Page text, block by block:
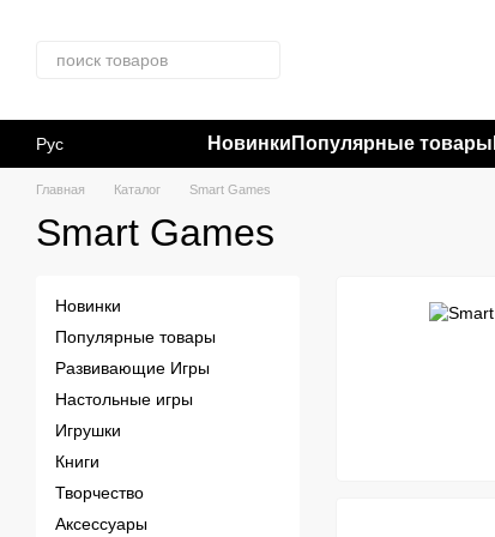
Рус Новинки Популярные товары
Главная Каталог Smart Games
Smart Games
Новинки
Популярные товары
Развивающие Игры
Настольные игры
Игрушки
Книги
Творчество
Аксессуары